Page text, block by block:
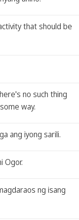
that should be
no such thing
way.
ang iyong sarili.
Ogor.
ng isang